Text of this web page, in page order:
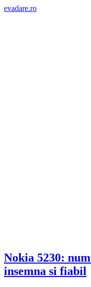
evadare.ro
Nokia 5230:
insemna si fiabil